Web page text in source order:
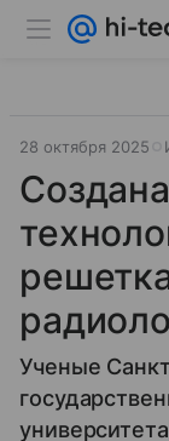
28 октября 2025
Ученые